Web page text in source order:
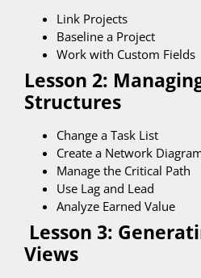
Link Projects
Baseline a Project
Work with Custom Fields
Lesson 2:
Structures
Change a Task List
Create a Network
Manage the Critical Path
Use Lag and Lead
Analyze Earned Value
Lesson 3:
Views